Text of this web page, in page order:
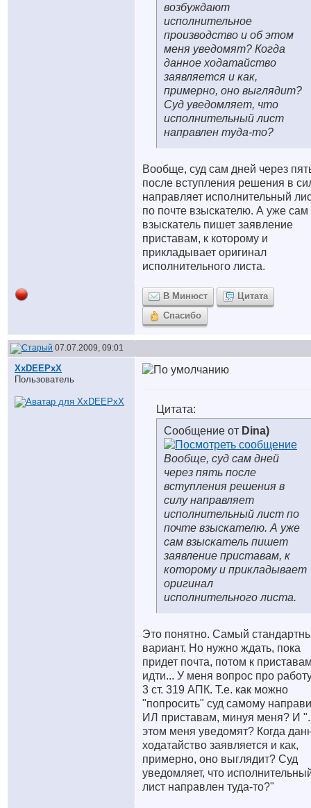
возбуждают
исполнительное
производство и об этом
меня уведомят? Когда
данное ходатайство
заявляется и как,
примерно, оно выглядит?
Суд уведомляет, что
исполнительный лист
направлен туда-то?
Вообще, суд сам дней через
после вступления решения в
направляет исполнительный
по почте взыскателю. А уже сам
взыскатель пишет заявление
приставам, к которому и
прикладывает оригинал
исполнительного листа.
В Минюст
Цитата
Спасибо
07.07.2009, 09:01
XxDEEPxX
Пользователь
Цитата:
Сообщение от Dina)
Вообще, суд сам дней
через пять после
вступления решения в
силу направляет
исполнительный лист по
почте взыскателю. А уже
сам взыскатель пишет
заявление приставам, к
которому и прикладывает
оригинал
исполнительного листа.
Это понятно. Самый
вариант. Но нужно ждать, пока
придет почта, потом к
идти... У меня вопрос про
3 ст. 319 АПК. Т.е. как можно
"попросить" суд самому
ИЛ приставам, минуя меня? И
этом меня уведомят? Когда
ходатайство заявляется и как,
примерно, оно выглядит? Суд
уведомляет, что
лист направлен туда-то?"